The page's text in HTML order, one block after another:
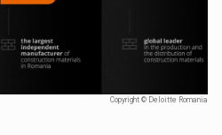
Copyright © Deloitte Romania